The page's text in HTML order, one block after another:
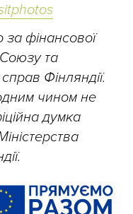
за фінансової
та
Фінляндії.
чином не
думка